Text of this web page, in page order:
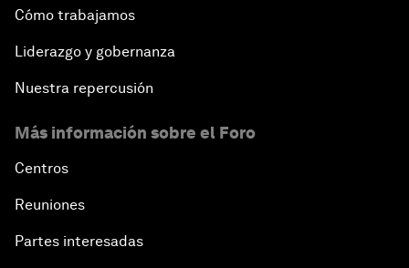
Cómo trabajamos
Liderazgo y gobernanza
Nuestra repercusión
Más información sobre el Foro
Centros
Reuniones
Partes interesadas